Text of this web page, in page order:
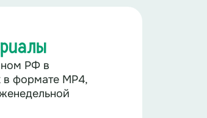
РФ в
формате MP4,